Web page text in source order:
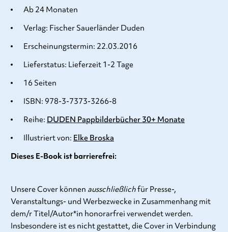
Verlag: Fischer Sauerländer Duden
Erscheinungstermin: 22.03.2016
Lieferstatus: Lieferzeit 1-2 Tage
ISBN: 978-3-7373-3266-8
16 Seiten
Reihe: DUDEN Pappbilderbücher 30+ Monate
Illustriert von: Elke Broska
Ab 24 Monaten
Dieses E-Book ist barrierefrei:
Unsere Cover können ausschließlichfür Presse-,
Veranstaltungs- und Werbezwecke in Zusammenhang mit
dem/r Titel/Autor*in honorarfrei verwendet werden.
Insbesondere ist es nicht gestattet, die Cover in Verbindung